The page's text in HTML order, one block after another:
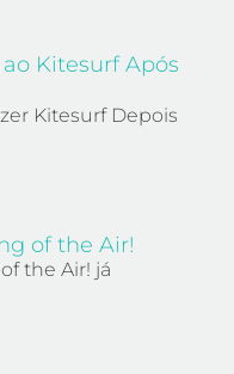
Kitesurf Após
Kitesurf Depois
of the Air!
the Air! já